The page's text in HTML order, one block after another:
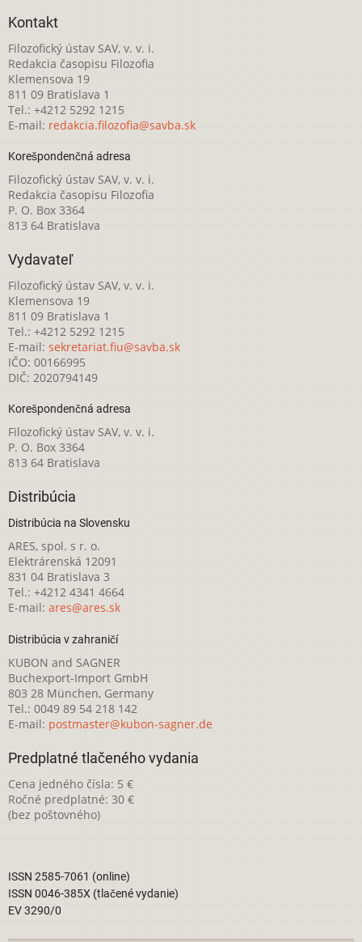
Kontakt
Filozofický ústav SAV, v. v. i.
Redakcia časopisu Filozofia
Klemensova 19
811 09 Bratislava 1
Tel.: +4212 5292 1215
E-mail: redakcia.filozofia@savba.sk
Korešpondenčná adresa
Filozofický ústav SAV, v. v. i.
Redakcia časopisu Filozofia
P. O. Box 3364
813 64 Bratislava
Vydavateľ
Filozofický ústav SAV, v. v. i.
Klemensova 19
811 09 Bratislava 1
Tel.: +4212 5292 1215
E-mail: sekretariat.fiu@savba.sk
IČO: 00166995
DIČ: 2020794149
Korešpondenčná adresa
Filozofický ústav SAV, v. v. i.
P. O. Box 3364
813 64 Bratislava
Distribúcia
Distribúcia na Slovensku
ARES, spol. s r. o.
Elektrárenská 12091
831 04 Bratislava 3
Tel.: +4212 4341 4664
E-mail: ares@ares.sk
Distribúcia v zahraničí
KUBON and SAGNER
Buchexport-Import GmbH
803 28 München, Germany
Tel.: 0049 89 54 218 142
E-mail: postmaster@kubon-sagner.de
Predplatné tlačeného vydania
Cena jedného čísla: 5 €
Ročné predplatné: 30 €
(bez poštovného)
ISSN 2585-7061 (online)
ISSN 0046-385X (tlačené vydanie)
EV 3290/0